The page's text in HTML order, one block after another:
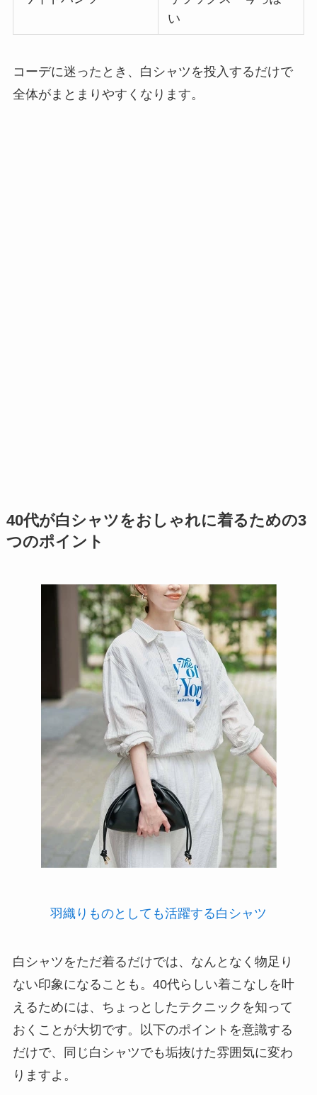
い
コーデに迷ったとき、白シャツを投入するだけで
全体がまとまりやすくなります。
40代が白シャツをおしゃれに着るための3
つのポイント
羽織りものとしても活躍する白シャツ
白シャツをただ着るだけでは、なんとなく物足り
ない印象になることも。40代らしい着こなしを叶
えるためには、ちょっとしたテクニックを知って
おくことが大切です。以下のポイントを意識する
だけで、同じ白シャツでも垢抜けた雰囲気に変わ
りますよ。